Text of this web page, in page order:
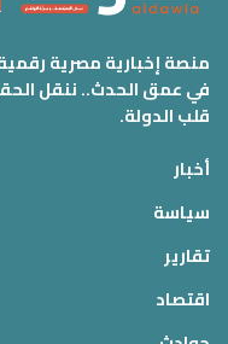
منصة إخبارية مصرية
في عمق الحدث.. ننقل
قلب الدولة.
أخبار
سياسة
تقارير
اقتصاد